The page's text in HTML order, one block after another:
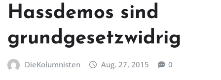
Hassdemos sind
grundgesetzwidrig
DieKolumnisten Aug. 27, 2015 0